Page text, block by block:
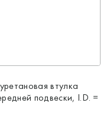
втулка
подвески, I.D. =